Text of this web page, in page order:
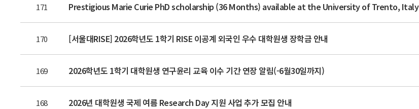
171 Prestigious Marie Curie PhD scholarship (36 Months) available at the University of Trento, Italy
170 [서울대RISE] 2026학년도 1학기 RISE 이공계 외국인 우수 대학원생 장학금 안내
169 2026학년도 1학기 대학원생 연구윤리 교육 이수 기간 연장 알림(-6월30일까지)
168 2026년 대학원생 국제 여름 Research Day 지원 사업 추가 모집 안내